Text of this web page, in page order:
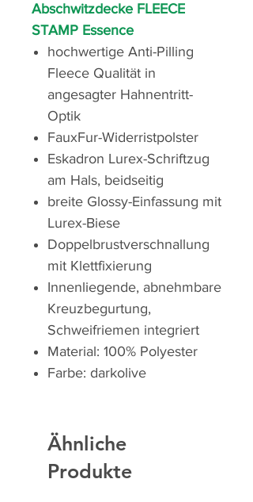
Abschwitzdecke FLEECE
STAMP Essence
hochwertige Anti-Pilling
Fleece Qualität in
angesagter Hahnentritt-
Optik
FauxFur-Widerristpolster
Eskadron Lurex-Schriftzug
am Hals, beidseitig
breite Glossy-Einfassung mit
Lurex-Biese
Doppelbrustverschnallung
mit Klettfixierung
Innenliegende, abnehmbare
Kreuzbegurtung,
Schweifriemen integriert
Material: 100% Polyester
Farbe: darkolive
Ähnliche
Produkte